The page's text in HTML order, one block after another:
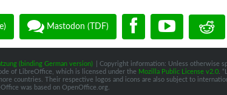
Mastodon (TDF)
(binding German version)
| Copyright information: Unless otherwise
of LibreOffice, which is licensed under the Mozilla Public License v2.0 .
countries. Their respective logos and icons are also subject to
was based on OpenOffice.org.